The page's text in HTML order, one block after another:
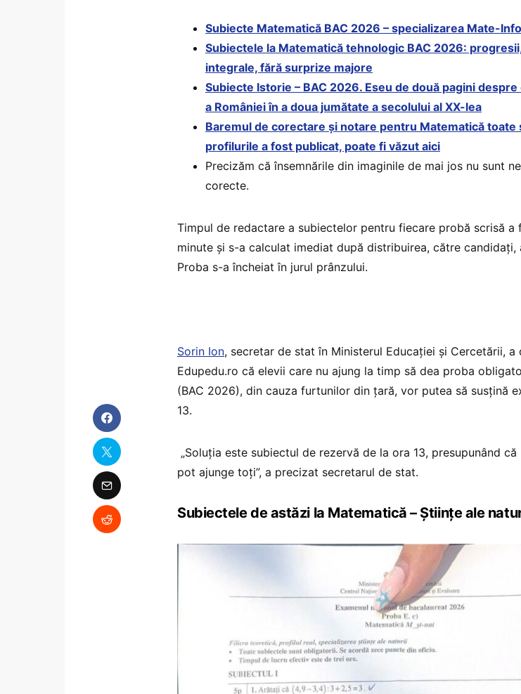
Subiecte Matematică BAC 2026 – specializarea Mate-Info
Subiectele la Matematică tehnologic BAC 2026:
integrale, fără surprize majore
Subiecte Istorie – BAC 2026. Eseu de două pagini
a României în a doua jumătate a secolului al XX-lea
Baremul de corectare și notare pentru Matematică toate
profilurile a fost publicat, poate fi văzut aici
Precizăm că însemnările din imaginile de mai jos nu sunt
corecte.
Timpul de redactare a subiectelor pentru fiecare probă scrisă a
minute și s-a calculat imediat după distribuirea, către candidați,
Proba s-a încheiat în jurul prânzului.
Sorin Ion, secretar de stat în Ministerul Educației și Cercetării, a
Edupedu.ro că elevii care nu ajung la timp să dea proba
(BAC 2026), din cauza furtunilor din țară, vor putea să susțină
13.
„Soluția este subiectul de rezervă de la ora 13, presupunând că
pot ajunge toți”, a precizat secretarul de stat.
Subiectele de astăzi la Matematică – Științe ale